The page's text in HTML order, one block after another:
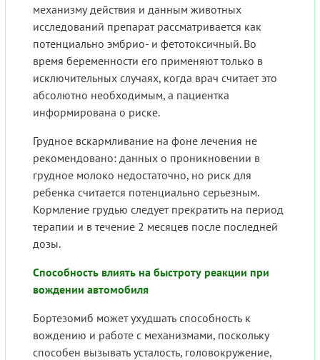
механизму действия и данным животных
исследований препарат рассматривается как
потенциально эмбрио- и фетотоксичный. Во
время беременности его применяют только в
исключительных случаях, когда врач считает это
абсолютно необходимым, а пациентка
информирована о риске.
Грудное вскармливание на фоне лечения не
рекомендовано: данных о проникновении в
грудное молоко недостаточно, но риск для
ребенка считается потенциально серьезным.
Кормление грудью следует прекратить на период
терапии и в течение 2 месяцев после последней
дозы.
Способность влиять на быстроту реакции при
вождении автомобиля
Бортезомиб может ухудшать способность к
вождению и работе с механизмами, поскольку
способен вызывать усталость, головокружение,